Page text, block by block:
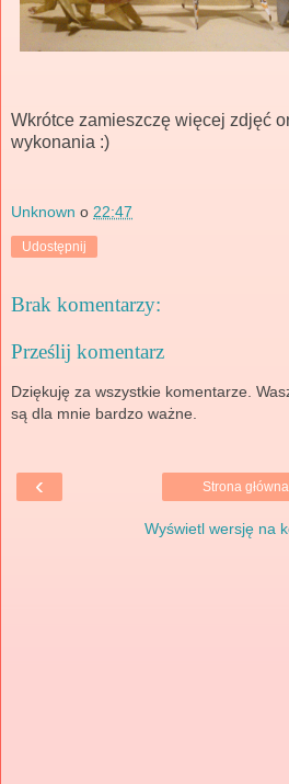
Wkrótce zamieszczę więcej zdjęć
wykonania :)
Unknown o 22:47
Udostępnij
Brak komentarzy:
Prześlij komentarz
Dziękuję za wszystkie komentarze.
są dla mnie bardzo ważne.
‹ Strona główna
Wyświetl wersję na